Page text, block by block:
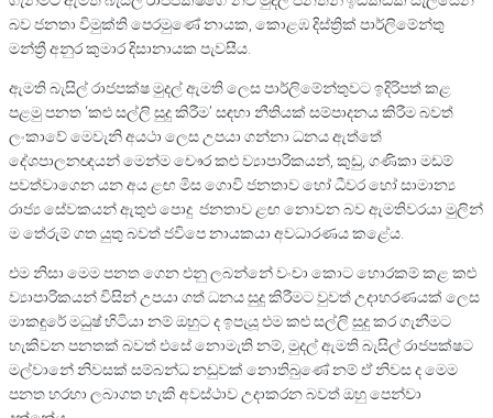
බව ජනතා විමුක්ති පෙරමුණේ නායක, කොළඹ දිස්ත්‍රික් පාර්ලිමේන්තු
මන්ත්‍රී අනුර කුමාර දිසානායක පැවසීය.
ඇමති බැසිල් රාජපක්ෂ මුදල් ඇමති ලෙස පාර්ලිමේන්තුවට ඉදිරිපත් කළ
පළමු පනත ‘කළු සල්ලි සුදු කිරීම’ සඳහා නීතියක් සම්පාදනය කිරීම බවත්
ලංකාවේ මෙවැනි අයථා ලෙස උපයා ගන්නා ධනය ඇත්තේ
දේශපාලනඥයන් මෙන්ම චෞර කළු ව්‍යාපාරිකයන්, කුඩු, ගණිකා මඩම්
පවත්වාගෙන යන අය ළඟ මිස ගොවි ජනතාව හෝ ධීවර හෝ සාමාන්‍ය
රාජ්‍ය සේවකයන් ඇතුළු පොදු ජනතාව ළඟ නොවන බව ඇමතිවරයා මුලින්
ම තේරුම් ගත යුතු බවත් ජවිපෙ නායකයා අවධාරණය කළේය.
එම නිසා මෙම පනත ගෙන එනු ලබන්නේ වංචා කොට හොරකම් කළ කළු
ව්‍යාපාරිකයන් විසින් උපයා ගත් ධනය සුදු කිරීමට වුවත් උදාහරණයක් ලෙස
මාකඳුරේ මධුෂ් හිටියා නම් ඔහුට ද ඉපැයූ එම කළු සල්ලි සුදු කර ගැනීමට
හැකිවන පනතක් බවත් එසේ නොමැති නම්, මුදල් ඇමති බැසිල් රාජපක්ෂට
මල්වානේ නිවසක් සම්බන්ධ නඩුවක් නොතිබුණේ නම් ඒ නිවස ද මෙම
පනත හරහා ලබාගත හැකි අවස්ථාව උදාකරන බවත් ඔහු පෙන්වා